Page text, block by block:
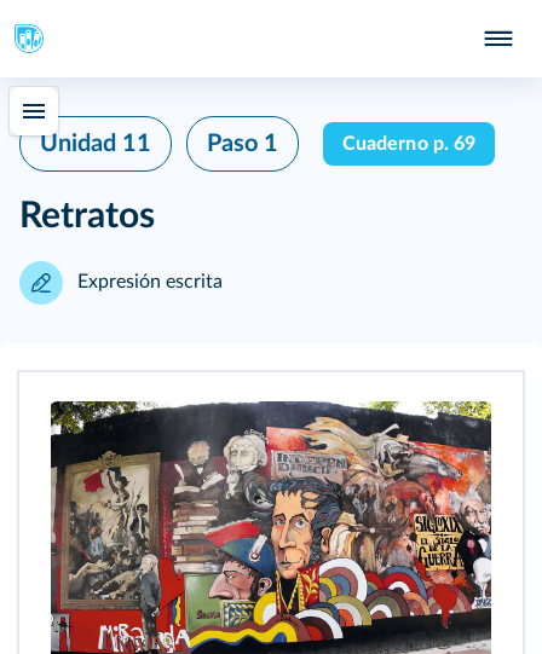
Unidad 11 Paso 1 Cuaderno p. 69
Retratos
Expresión escrita